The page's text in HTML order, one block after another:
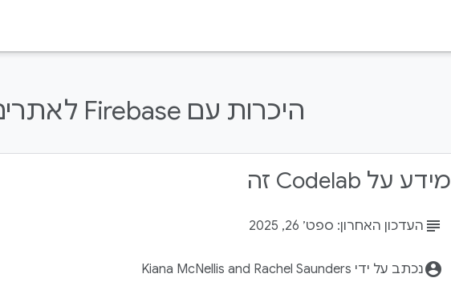
היכרות עם Firebase לאתרים
מידע על Codelab זה
subject העדכון האחרון: ספט׳ 26, 2025
account_circleנכתב על ידי Kiana McNellis and Rachel Saunders